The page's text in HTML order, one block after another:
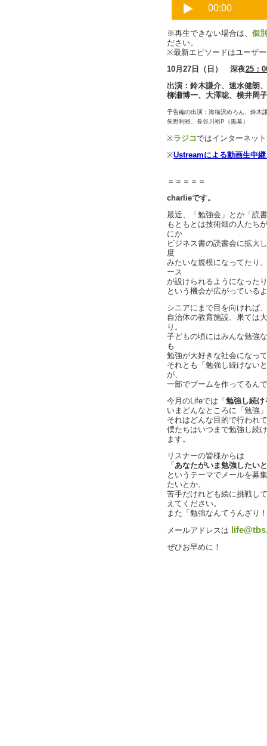
※再生できない場合は、 個
ださい。
※最新エピソードはユーザ
10月27日（日） 深夜25：
出演：鈴木謙介、速水健朗
柳瀬博一、大澤聡、横井周
予告編の出演：海猫沢めろん、鈴木
矢野利裕、長谷川裕P（黒幕）
※ラジコではインターネッ
※Ustreamによる動画生中
＝＝＝＝＝
charlieです。
最近、「勉強会」とか「読
もともとは技術畑の人たち
にか
ビジネス書の読書会に拡大
度
みたいな規模になってたり
ース
が設けられるようになった
という機会が広がっている
シニアにまで目を向ければ
自治体の教育施設、果ては
り。
子どもの頃にはみんな勉強
も
勉強が大好きな社会になっ
それとも「勉強し続けない
が、
一部でブームを作ってるん
今月のLifeでは「 勉強し続け
いまどんなところに「勉強
それはどんな目的で行われ
僕たちはいつまで勉強し続
ます。
リスナーの皆様からは
「 あなたがいま勉強したい
というテーマでメールを募
たいとか、
苦手だけれども絵に挑戦し
えてください。
また「勉強なんてうんざり
メールアドレスは
ぜひお早めに！